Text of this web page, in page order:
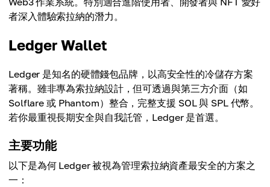
者深入體驗索拉納的潛力。
Ledger Wallet
Ledger 是知名的硬體錢包品牌，以高安全性的冷儲存方案
著稱。雖非專為索拉納設計，但可透過與第三方介面（如
Solflare 或 Phantom）整合，完整支援 SOL 與 SPL 代幣。
若你最重視長期安全與自我託管，Ledger 是首選。
主要功能
以下是為何 Ledger 被視為管理索拉納資產最安全的方案之
一：